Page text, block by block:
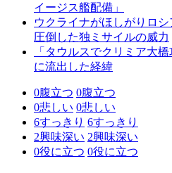
イージス艦配備」
ウクライナがほしがりロ
圧倒した独ミサイルの威力
「タウルスでクリミア大
に流出した経緯
0腹立つ 0腹立つ
0悲しい 0悲しい
6すっきり 6すっきり
2興味深い 2興味深い
0役に立つ 0役に立つ